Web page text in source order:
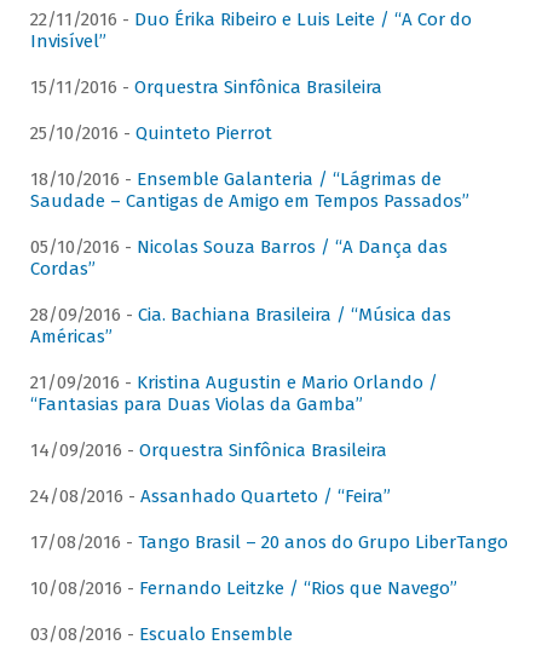
22/11/2016 - Duo Érika Ribeiro e Luis Leite / “A Cor do
Invisível”
15/11/2016 - Orquestra Sinfônica Brasileira
25/10/2016 - Quinteto Pierrot
18/10/2016 - Ensemble Galanteria / “Lágrimas de
Saudade – Cantigas de Amigo em Tempos Passados”
05/10/2016 - Nicolas Souza Barros / “A Dança das
Cordas”
28/09/2016 - Cia. Bachiana Brasileira / “Música das
Américas”
21/09/2016 - Kristina Augustin e Mario Orlando /
“Fantasias para Duas Violas da Gamba”
14/09/2016 - Orquestra Sinfônica Brasileira
24/08/2016 - Assanhado Quarteto / “Feira”
17/08/2016 - Tango Brasil – 20 anos do Grupo LiberTango
10/08/2016 - Fernando Leitzke / “Rios que Navego”
03/08/2016 - Escualo Ensemble